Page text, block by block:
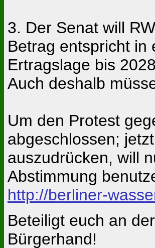
3. Der Senat will
Betrag entspricht in
Ertragslage bis
Auch deshalb
Um den Protest
abgeschlossen;
auszudrücken, will
Abstimmung
http://berliner-
Beteiligt euch an
Bürgerhand!